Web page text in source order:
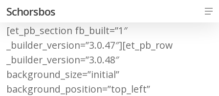
Skip
main
content
Schorsbos
[et_pb_section fb_built=”1″
_builder_version=”3.0.47″][et_pb_row
_builder_version=”3.0.48″
background_size=”initial”
background_position=”top_left”